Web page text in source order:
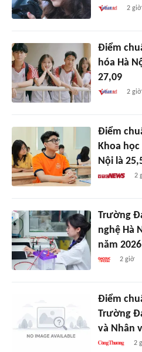
2 giờ
Điểm
hóa Hà
27,09
2 giờ
Điểm
Khoa
Nội là
2
Trường
nghệ Hà
năm 2026
2 giờ
Điểm
Trường
và Nhân
2